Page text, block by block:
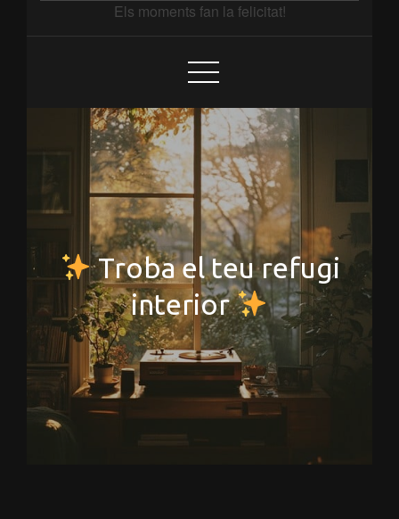
Els moments fan la felicitat!
Troba el teu refugi
interior